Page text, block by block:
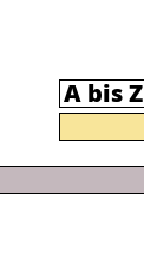
A bis Z